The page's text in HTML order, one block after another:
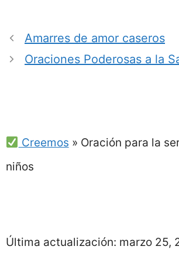
Amarres de amor caseros
Oraciones Poderosas a la
Creemos » Oración para la
niños
Última actualización: marzo 25,